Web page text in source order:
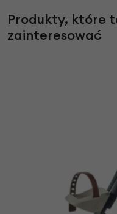
Produkty, które
zainteresować